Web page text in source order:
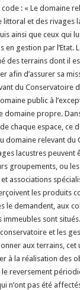
code : « Le domaine
littoral et des rivages
ainsi que ceux qui
en gestion par l’Etat.
des terrains dont il
afin d’assurer sa
du Conservatoire
public à
domaine propre.
chaque espace, ce
domaine relevant du
lacustres peuvent
groupements, ou
associations
les produits
le demandent, aux
sont
et les
aux terrains, cet
à la réalisation des
le reversement
n’ont pas été